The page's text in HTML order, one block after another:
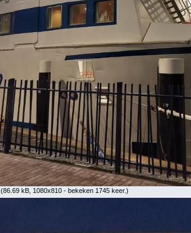
(86.69 kB, 1080x810 - bekeken 1745 keer.)